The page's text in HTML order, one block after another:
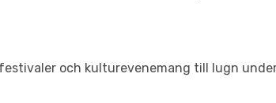
och kulturevenemang till lugn